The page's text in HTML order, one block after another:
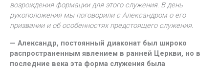
возрождения формации для этого служения. В день
рукоположения мы поговорили с Александром о его
призвании и об особенностях предстоящего служения.
— Александр, постоянный диаконат был широко
распространенным явлением в ранней Церкви, но в
последние века эта форма служения была